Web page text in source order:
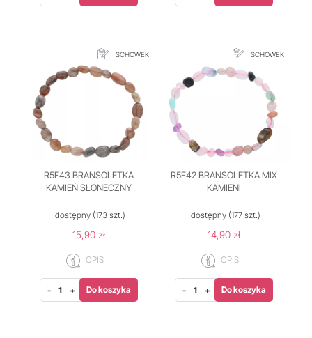
SCHOWEK
R5F43 BRANSOLETKA
KAMIEŃ SŁONECZNY
dostępny (173 szt.)
15,90 zł
OPIS
- + Do koszyka
SCHOWEK
R5F42 BRANSOLETKA MIX
KAMIENI
dostępny(177 szt.)
14,90 zł
OPIS
- + Do koszyka